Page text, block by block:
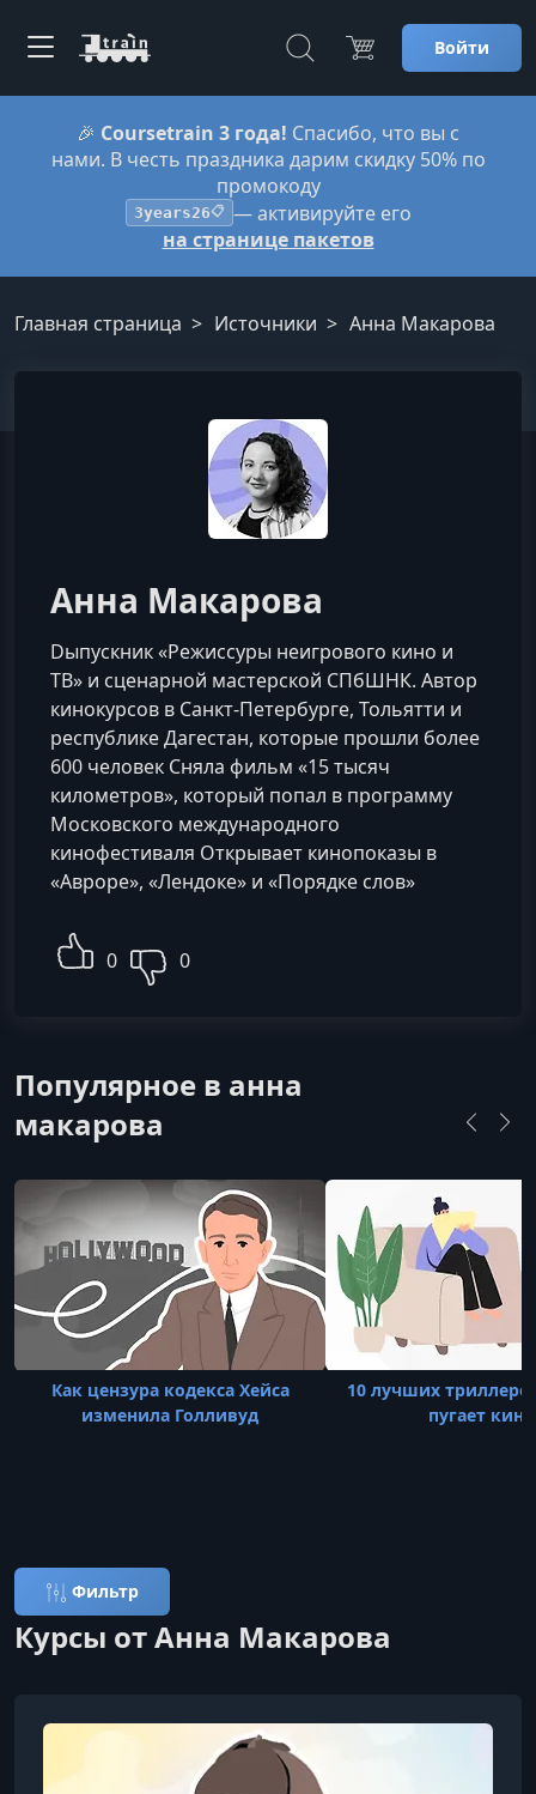
Войти
🎉 Coursetrain 3 года! Спасибо, что вы с
нами. В честь праздника дарим скидку 50% по
промокоду
3years26📋 — активируйте его
на странице пакетов
Главная страница Источники Анна Макарова
Анна Макарова
Dыпускник «Режиссуры неигрового кино и
ТВ» и сценарной мастерской СПбШНК. Автор
кинокурсов в Санкт-Петербурге, Тольятти и
республике Дагестан, которые прошли более
600 человек Сняла фильм «15 тысяч
километров», который попал в программу
Московского международного
кинофестиваля Открывает кинопоказы в
«Авроре», «Лендоке» и «Порядке слов»
0 0
Популярное в анна
макарова
Как цензура кодекса Хейса
изменила Голливуд
10 лучших
пугает кино
Фильтр
Курсы от Анна Макарова